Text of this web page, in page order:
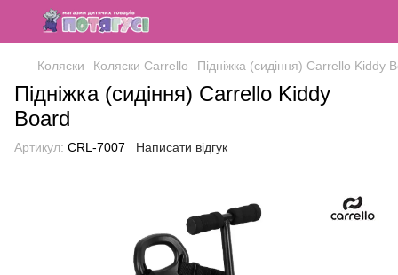
Коляски Коляски Carrello Підніжка (сидіння) Carrello Kiddy
Підніжка (сидіння) Carrello Kiddy
Board
Артикул: CRL-7007 Написати відгук